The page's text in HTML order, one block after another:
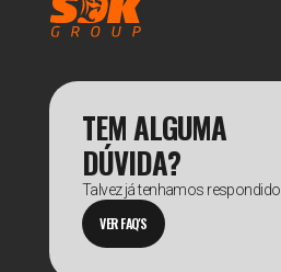
TEM ALGUMA
DÚVIDA?
Talvez já tenhamos respondido.
VER FAQ'S